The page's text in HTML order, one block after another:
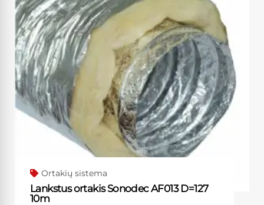
Ortakių sistema
Lankstus ortakis Sonodec AF013 D=127
10m